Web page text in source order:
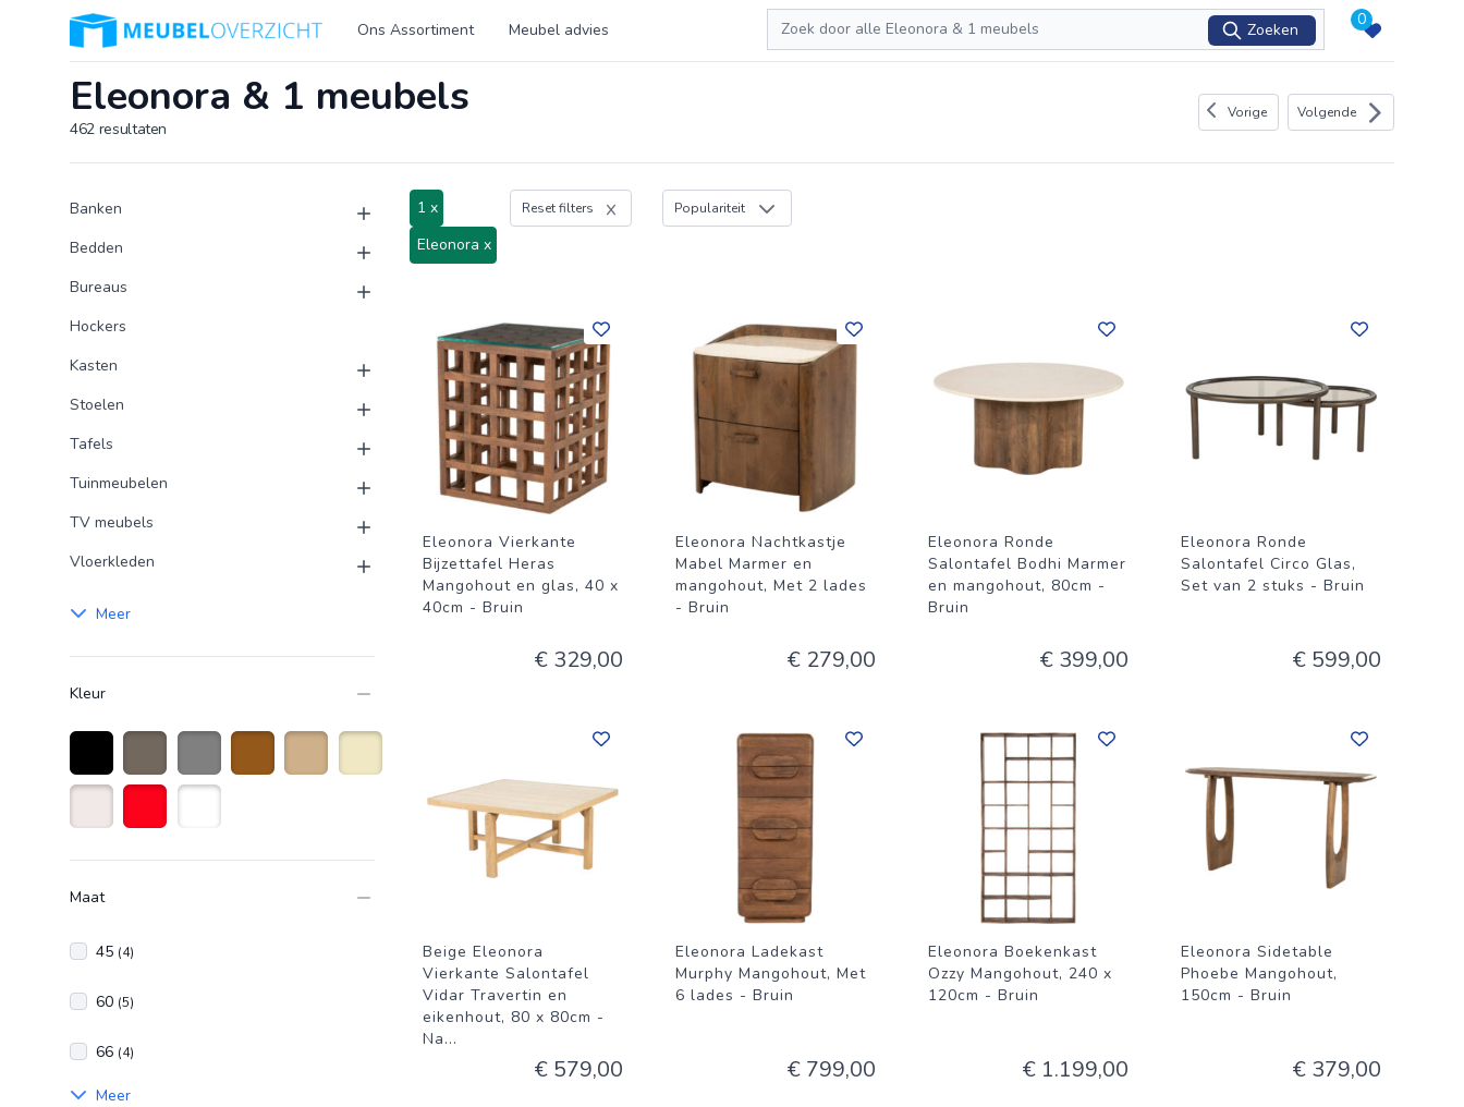
Logo Meubeloverzicht.nl Ons Assortiment Meubel advies
Zoeken
Zoeken
0
Eleonora & 1 meubels
462 resultaten
Vorige Volgende
Producten
Product categorieën
Banken
Bedden
Bureaus
Hockers
Kasten
Stoelen
Tafels
Tuinmeubelen
TV meubels
Vloerkleden
Meer
Kleur
Zwart taupe Grijs
Maat
45 (4)
60 (5)
66 (4)
Meer
1 x
Eleonora x
Reset filters Populariteit
Eleonora Vierkante
Bijzettafel Heras
Mangohout en glas, 40 x
40cm - Bruin
€ 329,00
Eleonora Nachtkastje
Mabel Marmer en
mangohout, Met 2 lades
- Bruin
€ 279,00
Eleonora Ronde
Salontafel Bodhi Marmer
en mangohout, 80cm -
Bruin
€ 399,00
Eleonora Ronde
Salontafel Circo Glas,
Set van 2 stuks - Bruin
€ 599,00
Beige Eleonora
Vierkante Salontafel
Vidar Travertin en
eikenhout, 80 x 80cm -
Na...
€ 579,00
Eleonora Ladekast
Murphy Mangohout, Met
6 lades - Bruin
€ 799,00
Eleonora Boekenkast
Ozzy Mangohout, 240 x
120cm - Bruin
€ 1.199,00
Eleonora Sidetable
Phoebe Mangohout,
150cm - Bruin
€ 379,00